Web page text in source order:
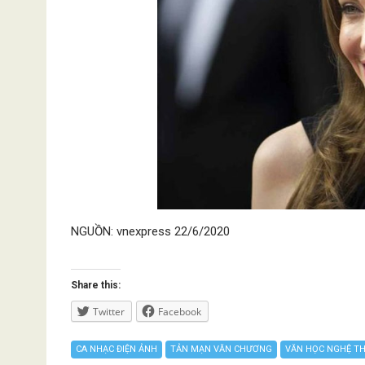
NGUỒN: vnexpress 22/6/2020
Share this:
Twitter Facebook
CA NHẠC ĐIỆN ẢNH TẢN MẠN VĂN CHƯƠNG VĂN HỌC NGHỆ